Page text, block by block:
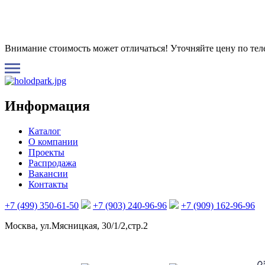
Внимание стоимость может отличаться! Уточняйте цену по
Информация
Каталог
О компании
Проекты
Распродажа
Вакансии
Контакты
+7 (499) 350-61-50 +7 (903) 240-96-96
+7 (909) 162-96-96
Москва, ул.Мясницкая, 30/1/2,стр.2